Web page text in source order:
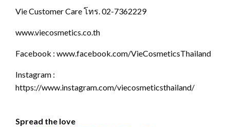
Vie Customer Care โทร. 02-7362229
www.viecosmetics.co.th
Facebook : www.facebook.com/VieCosmeticsThailand
Instagram :
https://www.instagram.com/viecosmeticsthailand/
Spread the love